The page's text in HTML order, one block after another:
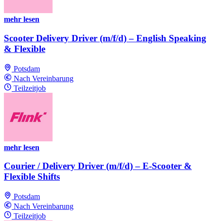
mehr lesen
Scooter Delivery Driver (m/f/d) – English Speaking
& Flexible
Potsdam
Nach Vereinbarung
Teilzeitjob
mehr lesen
Courier / Delivery Driver (m/f/d) – E-Scooter &
Flexible Shifts
Potsdam
Nach Vereinbarung
Teilzeitjob